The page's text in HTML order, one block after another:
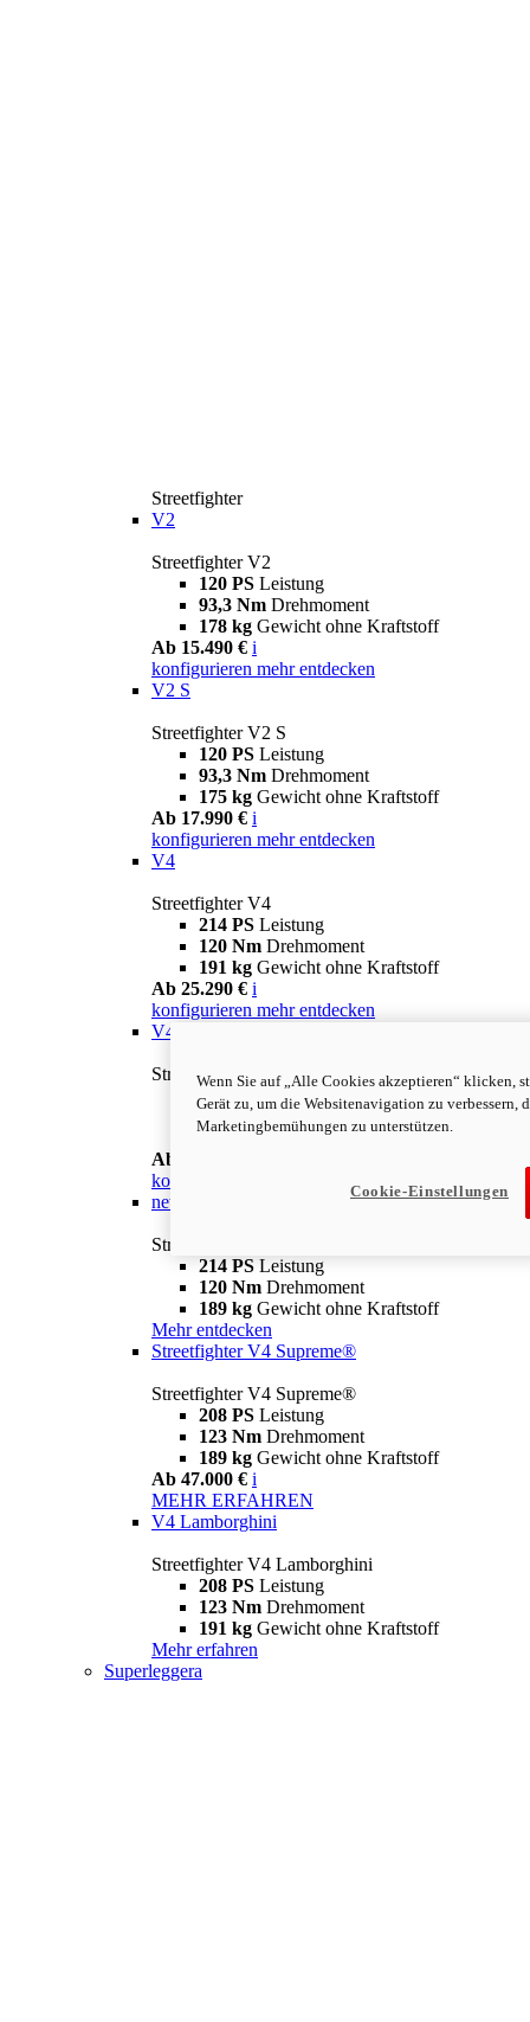
Streetfighter
V2
Streetfighter V2
120 PS Leistung
93,3 Nm Drehmoment
178 kg Gewicht ohne Kraftstoff
Ab 15.490 € i
konfigurieren mehr entdecken
V2 S
Streetfighter V2 S
120 PS Leistung
93,3 Nm Drehmoment
175 kg Gewicht ohne Kraftstoff
Ab 17.990 € i
konfigurieren mehr entdecken
V4
Streetfighter V4
214 PS Leistung
120 Nm Drehmoment
191 kg Gewicht ohne Kraftstoff
Ab 25.290 € i
konfigurieren mehr entdecken
V4 S
Streetfighter V4 S
214 PS
Leistung
120 Nm Drehmoment
189 kgGewicht ohne Kraftstoff
Ab 28.390 €
konfigurieren
new
Streetfighter V4 S 100
214 PS Leistung
120 Nm Drehmoment
189 kg Gewicht ohne Kraftstoff
Mehr entdecken
Streetfighter V4 Supreme®
Streetfighter V4 Supreme®
208 PS Leistung
123 Nm Drehmoment
189 kg Gewicht ohne Kraftstoff
Ab 47.000 € i
MEHR ERFAHREN
V4 Lamborghini
Streetfighter V4 Lamborghini
208 PS Leistung
123 Nm Drehmoment
191 kg Gewicht ohne Kraftstoff
Mehr erfahren
Superleggera
Wenn Sie auf „Alle Cookies akzeptieren“ klicken,
Gerät zu, um die Websitenavigation zu verbessern,
Marketingbemühungen zu unterstützen.
Cookie-Einstellungen